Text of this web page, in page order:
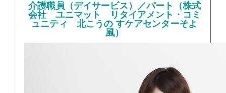
介護職員（デイサービス）／パート（株式
会社 ユニマット リタイアメント・コミ
ュニティ 北こうの すケアセンターそよ
風）